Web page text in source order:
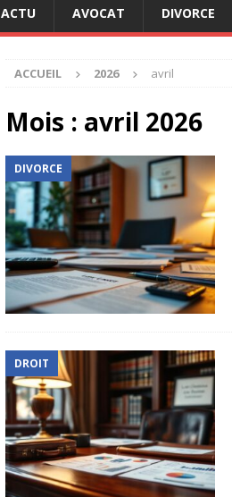
ACTU AVOCAT DIVORCE
ACCUEIL 2026 avril
Mois : avril 2026
DIVORCE
DROIT